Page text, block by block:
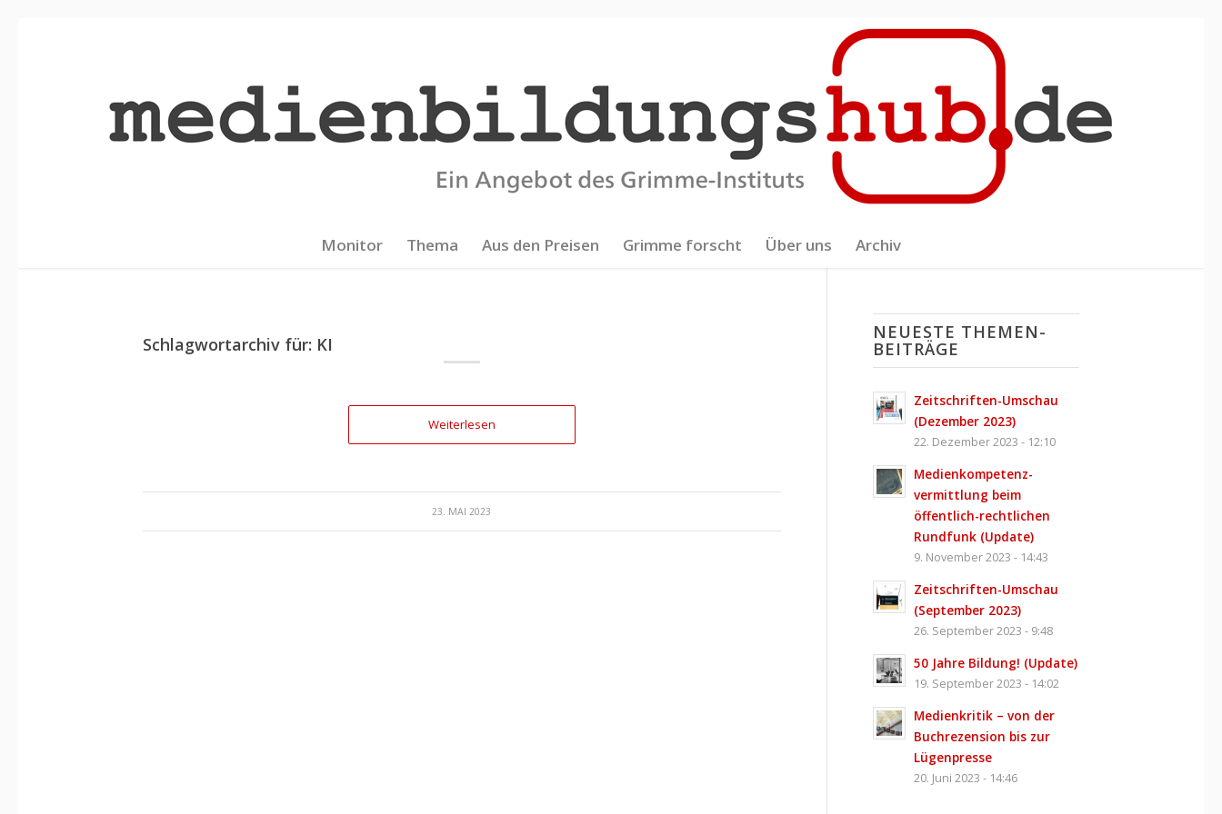
Monitor Thema Aus den Preisen Grimme forscht Über uns Archiv
Schlagwortarchiv für: KI
Weiterlesen
23. MAI 2023
NEUESTE THEMEN-
BEITRÄGE
Zeitschriften-Umschau
(Dezember 2023)
22. Dezember 2023 - 12:10
Medienkompetenz­
vermittlung beim
öffentlich-rechtlichen
Rundfunk (Update)
9. November 2023 - 14:43
Zeitschriften-Umschau
(September 2023)
26. September 2023 - 9:48
50 Jahre Bildung! (Update)
19. September 2023 - 14:02
Medienkritik – von der
Buchrezension bis zur
Lügenpresse
20. Juni 2023 - 14:46